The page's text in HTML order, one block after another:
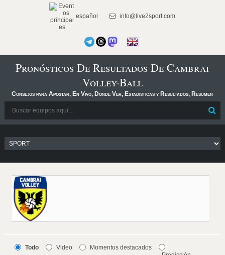
español info@live2sport.com
Pronósticos De Resultados De Cambrai
Volley-Ball
Consejos para Apostar, En Vivo, Dónde Ver, Estadísticas y Resultados, Resumen
Todo Video
Momentos destacados